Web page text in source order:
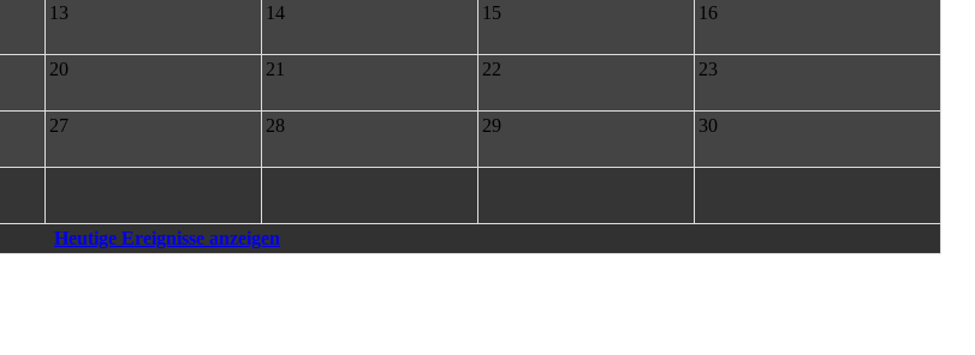
13 14 15 16
20 21 22 23
27 28 29 30
Heutige Ereignisse anzeigen